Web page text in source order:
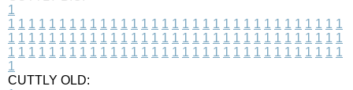
1
1 1 1 1 1 1 1 1 1 1 1 1 1 1 1 1 1 1 1 1 1 1 1 1 1 1 1 1 1 1 1 1 1
1 1 1 1 1 1 1 1 1 1 1 1 1 1 1 1 1 1 1 1 1 1 1 1 1 1 1 1 1 1 1 1 1
1 1 1 1 1 1 1 1 1 1 1 1 1 1 1 1 1 1 1 1 1 1 1 1 1 1 1 1 1 1 1 1 1
1
CUTTLY OLD: